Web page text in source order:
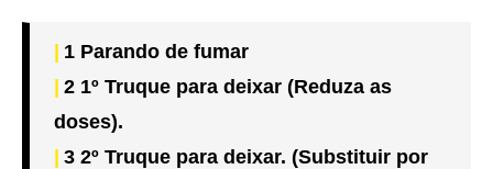
1Parando de fumar
21º Truque para deixar (Reduza as
doses).
32º Truque para deixar. (Substituir por